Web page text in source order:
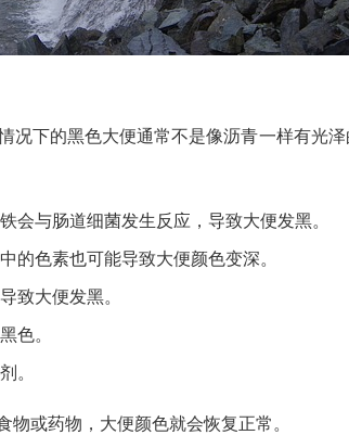
下的黑色大便通常不是像沥青一样有光
会与肠道细菌发生反应，导致大便发黑。
的色素也可能导致大便颜色变深。
致大便发黑。
色。
。
或药物，大便颜色就会恢复正常。